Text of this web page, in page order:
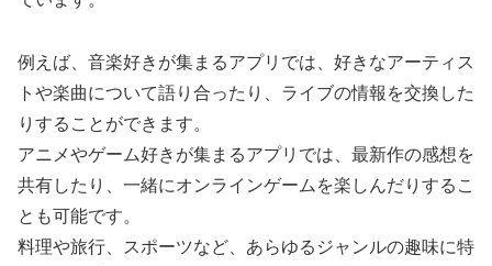
例えば、音楽好きが集まるアプリでは、好きなアーティス
トや楽曲について語り合ったり、ライブの情報を交換した
りすることができます。
アニメやゲーム好きが集まるアプリでは、最新作の感想を
共有したり、一緒にオンラインゲームを楽しんだりするこ
とも可能です。
料理や旅行、スポーツなど、あらゆるジャンルの趣味に特